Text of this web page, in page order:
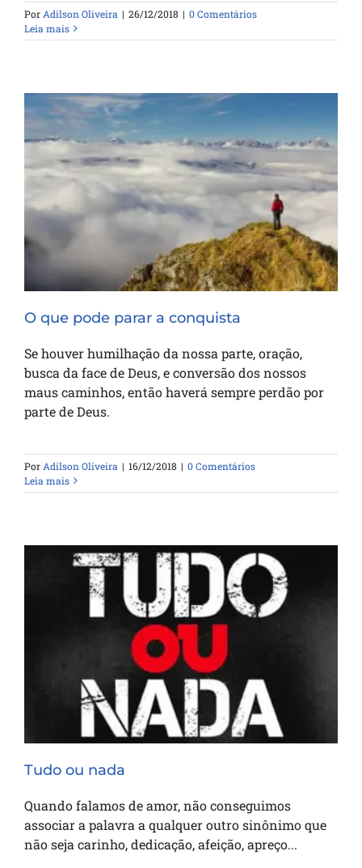
Por Adilson Oliveira | 26/12/2018 | 0 Comentários
Leia mais
O que pode parar a conquista
O que pode parar a conquista
Se houver humilhação da nossa parte, oração,
busca da face de Deus, e conversão dos nossos
maus caminhos, então haverá sempre perdão por
parte de Deus.
Por Adilson Oliveira | 16/12/2018 | 0 Comentários
Leia mais
Tudo ou nada
Tudo ou nada
Quando falamos de amor, não conseguimos
associar a palavra a qualquer outro sinônimo que
não seja carinho, dedicação, afeição, apreço...